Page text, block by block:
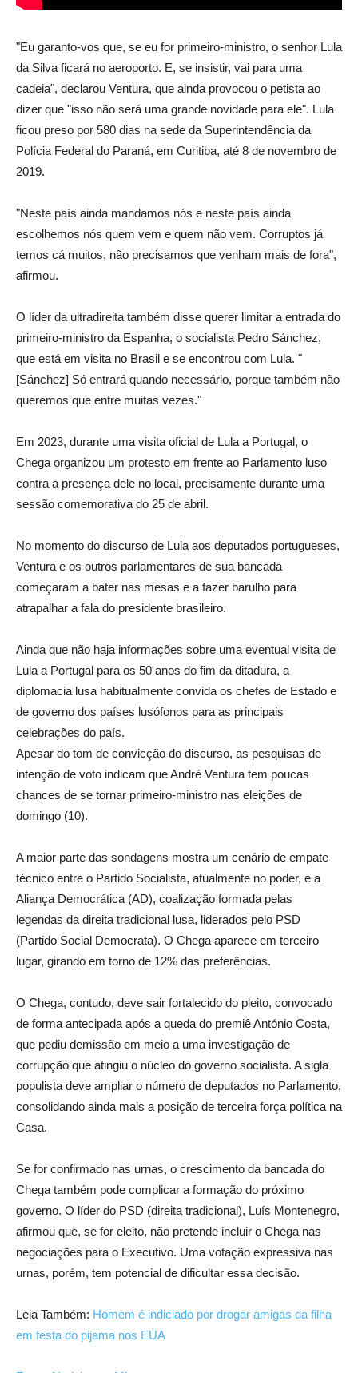
"Eu garanto-vos que, se eu for primeiro-ministro, o senhor Lula
da Silva ficará no aeroporto. E, se insistir, vai para uma
cadeia", declarou Ventura, que ainda provocou o petista ao
dizer que "isso não será uma grande novidade para ele". Lula
ficou preso por 580 dias na sede da Superintendência da
Polícia Federal do Paraná, em Curitiba, até 8 de novembro de
2019.
"Neste país ainda mandamos nós e neste país ainda
escolhemos nós quem vem e quem não vem. Corruptos já
temos cá muitos, não precisamos que venham mais de fora",
afirmou.
O líder da ultradireita também disse querer limitar a entrada do
primeiro-ministro da Espanha, o socialista Pedro Sánchez,
que está em visita no Brasil e se encontrou com Lula. "
[Sánchez] Só entrará quando necessário, porque também não
queremos que entre muitas vezes."
Em 2023, durante uma visita oficial de Lula a Portugal, o
Chega organizou um protesto em frente ao Parlamento luso
contra a presença dele no local, precisamente durante uma
sessão comemorativa do 25 de abril.
No momento do discurso de Lula aos deputados portugueses,
Ventura e os outros parlamentares de sua bancada
começaram a bater nas mesas e a fazer barulho para
atrapalhar a fala do presidente brasileiro.
Ainda que não haja informações sobre uma eventual visita de
Lula a Portugal para os 50 anos do fim da ditadura, a
diplomacia lusa habitualmente convida os chefes de Estado e
de governo dos países lusófonos para as principais
celebrações do país.
Apesar do tom de convicção do discurso, as pesquisas de
intenção de voto indicam que André Ventura tem poucas
chances de se tornar primeiro-ministro nas eleições de
domingo (10).
A maior parte das sondagens mostra um cenário de empate
técnico entre o Partido Socialista, atualmente no poder, e a
Aliança Democrática (AD), coalização formada pelas
legendas da direita tradicional lusa, liderados pelo PSD
(Partido Social Democrata). O Chega aparece em terceiro
lugar, girando em torno de 12% das preferências.
O Chega, contudo, deve sair fortalecido do pleito, convocado
de forma antecipada após a queda do premiê António Costa,
que pediu demissão em meio a uma investigação de
corrupção que atingiu o núcleo do governo socialista. A sigla
populista deve ampliar o número de deputados no Parlamento,
consolidando ainda mais a posição de terceira força política na
Casa.
Se for confirmado nas urnas, o crescimento da bancada do
Chega também pode complicar a formação do próximo
governo. O líder do PSD (direita tradicional), Luís Montenegro,
afirmou que, se for eleito, não pretende incluir o Chega nas
negociações para o Executivo. Uma votação expressiva nas
urnas, porém, tem potencial de dificultar essa decisão.
Leia Também: Homem é indiciado por drogar amigas da filha
em festa do pijama nos EUA